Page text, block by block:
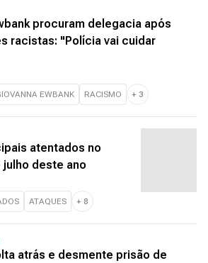
procuram delegacia após
racistas: "Polícia vai cuidar
EWBANK RACISMO + 3
atentados no
julho deste ano
ATAQUES + 8
atrás e desmente prisão de